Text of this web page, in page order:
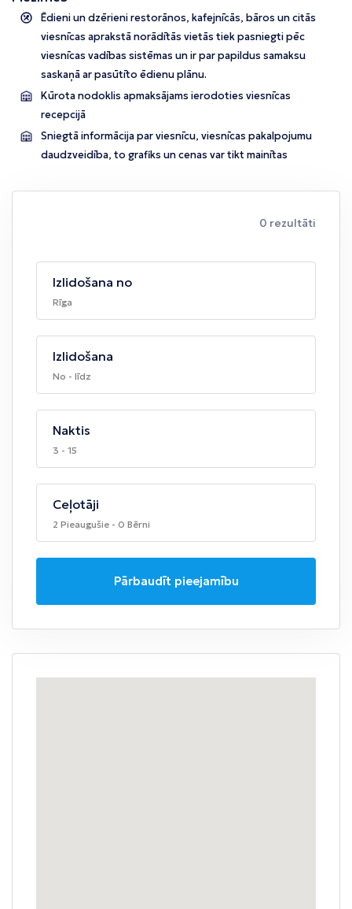
Ēdieni un dzērieni restorānos, kafejnīcās, bāros un citās
viesnīcas aprakstā norādītās vietās tiek pasniegti pēc
viesnīcas vadības sistēmas un ir par papildus samaksu
saskaņā ar pasūtīto ēdienu plānu.
Kūrota nodoklis apmaksājams ierodoties viesnīcas
recepcijā
Sniegtā informācija par viesnīcu, viesnīcas pakalpojumu
daudzveidība, to grafiks un cenas var tikt mainītas
0 rezultāti
Izlidošana no
Rīga
Izlidošana
No - līdz
Naktis
3 - 15
Ceļotāji
2 Pieaugušie - 0 Bērni
Pārbaudīt pieejamību